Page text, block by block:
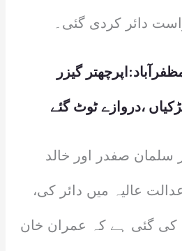
دائر کردی گئی۔
گیزر
،دروازے ٹوٹ گئے
سلمان صفدر اور خالد
عالیہ میں دائر کی،
گئی ہے کہ عمران خان